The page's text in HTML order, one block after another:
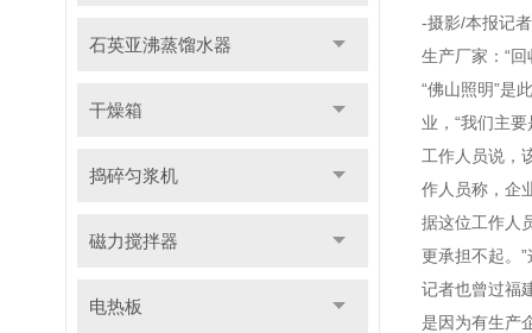
石英亚沸蒸馏水器
干燥箱
捣碎匀浆机
磁力搅拌器
电热板
-摄影/本报记
生产厂家：“
“佛山照明”是
业，“我们主
工作人员说，
作人员称，企
据这位工作人
更承担不起。
记者也曾过福
是因为有生产